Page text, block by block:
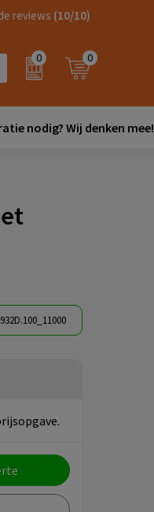
reviews (10/10)
0 0
nodig? Wij denken mee!